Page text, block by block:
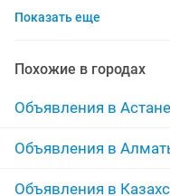
новые картриджи
картриджи заправка
Показать еще
Похожие в городах
Объявления в Астане
Объявления в
Объявления в